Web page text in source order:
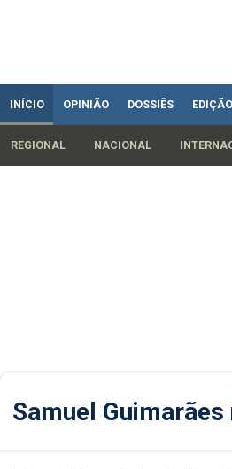
INÍCIO OPINIÃO DOSSIÊS
REGIONAL NACIONAL
Samuel